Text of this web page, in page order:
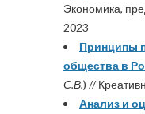
Экономика,
2023
Принципы
общества в
С.В.) //
Анализ и